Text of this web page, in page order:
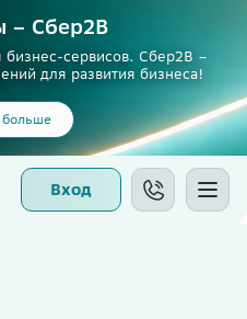
– Сбер2B
бизнес-сервисов. Сбер2В –
для развития бизнеса!
больше
Вход